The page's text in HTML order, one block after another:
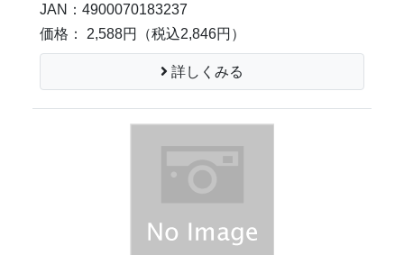
JAN：4900070183237
価格： 2,588円
（税込2,846円）
詳しくみる